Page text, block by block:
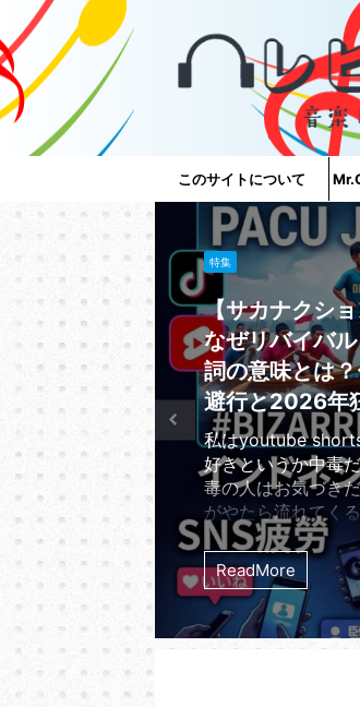
このサイトについて
特集
【サカナクシ
なぜリバイバ
詞の意味とは
避行と2026年
私はyoutube
好きというか中毒
毒の人はお気づき
がやたら流れてく
ナクションの7th
る。 リリースから
たれたサカナクシ
2026年の今になっ
ャートを理不尽な
る。 オリコン週間
ReadMore